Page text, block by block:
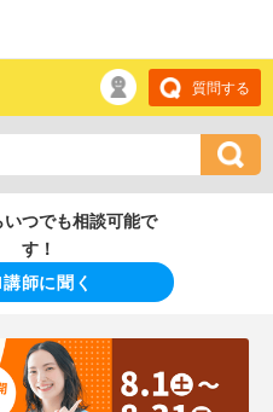
質問する
つでも相談可能で
す！
師に聞く